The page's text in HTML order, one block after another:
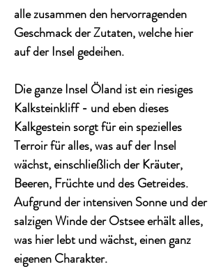
alle zusammen den hervorragenden
Geschmack der Zutaten, welche hier
auf der Insel gedeihen.
Die ganze Insel Öland ist ein riesiges
Kalksteinkliff - und eben dieses
Kalkgestein sorgt für ein spezielles
Terroir für alles, was auf der Insel
wächst, einschließlich der Kräuter,
Beeren, Früchte und des Getreides.
Aufgrund der intensiven Sonne und der
salzigen Winde der Ostsee erhält alles,
was hier lebt und wächst, einen ganz
eigenen Charakter.